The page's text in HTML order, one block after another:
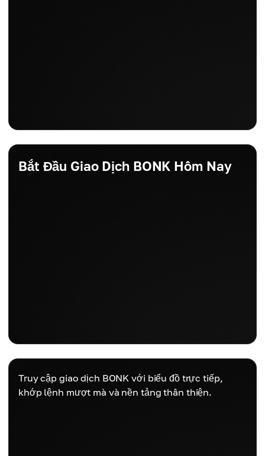
Bắt Đầu Giao Dịch BONK Hôm Nay
Truy cập giao dịch BONK với biểu đồ trực tiếp,
khớp lệnh mượt mà và nền tảng thân thiện.